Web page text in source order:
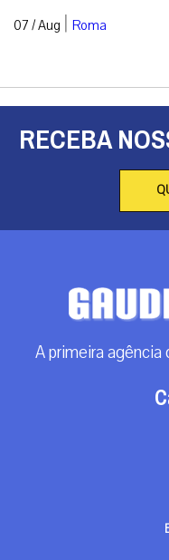
07 / Aug | Roma
RECEBA
A primeira